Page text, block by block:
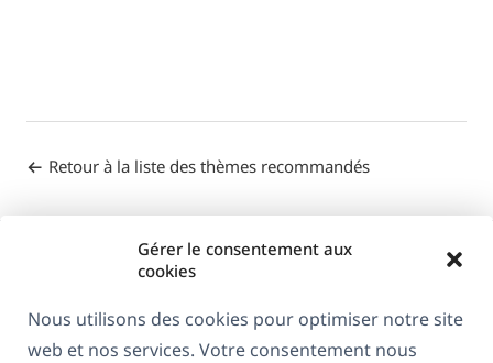
Gérer le consentement aux
cookies
Nous utilisons des cookies pour optimiser notre site
web et nos services. Votre consentement nous
Retour à la liste des thèmes recommandés